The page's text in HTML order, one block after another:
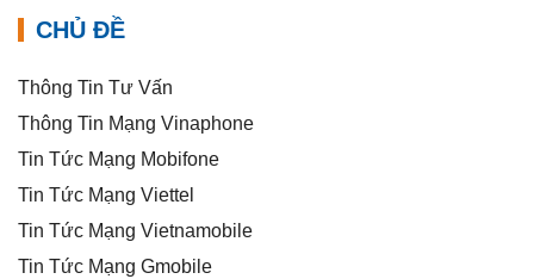
CHỦ ĐỀ
Thông Tin Tư Vấn
Thông Tin Mạng Vinaphone
Tin Tức Mạng Mobifone
Tin Tức Mạng Viettel
Tin Tức Mạng Vietnamobile
Tin Tức Mạng Gmobile